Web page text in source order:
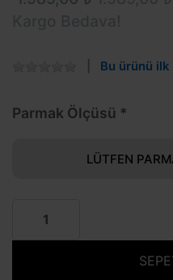
Bu ürünü
Parmak Ölçüsü